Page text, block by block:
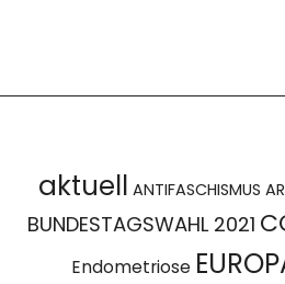
aktuell ANTIFASCHISMUS
BUNDESTAGSWAHL 2021
Endometriose